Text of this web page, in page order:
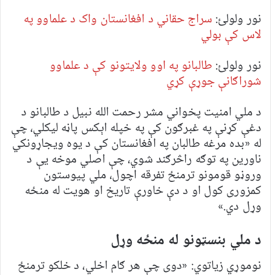
نور ولولئ: سراج حقاني د افغانستان واک د علماوو په
لاس کې بولي
نور ولولئ: طالبانو په اوو ولایتونو کې د علماوو
شوراګانې جوړې کړي
د ملي امنیت پخواني مشر رحمت الله نبیل د طالبانو د
دغې کړنې په غبرګون کې په خپله اېکس پاڼه لیکلي، چې
له «بده مرغه طالبان په افغانستان کې د یوه ویجاړونکي
ناورین په توګه راڅرګند شوي، چې اصلي موخه یې د
وروڼو قومونو ترمنځ تفرقه اچول، ملي پیوستون
کمزوری کول او د دې خاورې تاریخ او هویت له منځه
وړل دي.»
د ملي بنسټونو له منځه وړل
نوموړي زیاتوي: «دوی چې هر ګام اخلي، د خلکو ترمنځ